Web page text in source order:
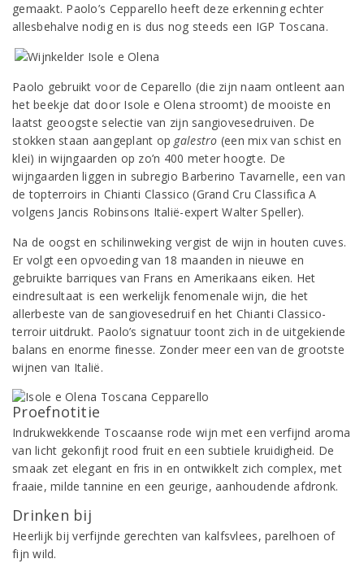
gemaakt. Paolo’s Cepparello heeft deze erkenning echter
allesbehalve nodig en is dus nog steeds een IGP Toscana.
Paolo gebruikt voor de Ceparello (die zijn naam ontleent aan
het beekje dat door Isole e Olena stroomt) de mooiste en
laatst geoogste selectie van zijn sangiovesedruiven. De
stokken staan aangeplant op galestro (een mix van schist en
klei) in wijngaarden op zo’n 400 meter hoogte. De
wijngaarden liggen in subregio Barberino Tavarnelle, een van
de topterroirs in Chianti Classico (Grand Cru Classifica A
volgens Jancis Robinsons Italië-expert Walter Speller).
Na de oogst en schilinweking vergist de wijn in houten cuves.
Er volgt een opvoeding van 18 maanden in nieuwe en
gebruikte barriques van Frans en Amerikaans eiken. Het
eindresultaat is een werkelijk fenomenale wijn, die het
allerbeste van de sangiovesedruif en het Chianti Classico-
terroir uitdrukt. Paolo’s signatuur toont zich in de uitgekiende
balans en enorme finesse. Zonder meer een van de grootste
wijnen van Italië.
Proefnotitie
Indrukwekkende Toscaanse rode wijn met een verfijnd aroma
van licht gekonfijt rood fruit en een subtiele kruidigheid. De
smaak zet elegant en fris in en ontwikkelt zich complex, met
fraaie, milde tannine en een geurige, aanhoudende afdronk.
Drinken bij
Heerlijk bij verfijnde gerechten van kalfsvlees, parelhoen of
fijn wild.